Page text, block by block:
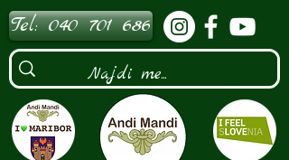
Tel: 040 701 686